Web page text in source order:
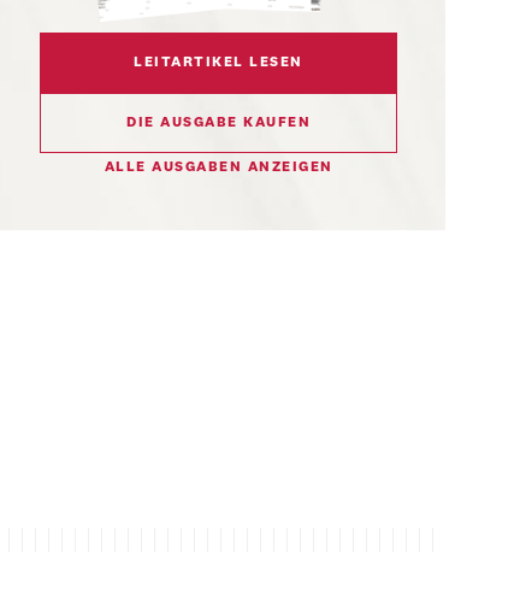
LEITARTIKEL LESEN
DIE AUSGABE KAUFEN
ALLE AUSGABEN ANZEIGEN